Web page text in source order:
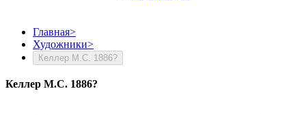
Главная>
Художники>
Келлер М.С. 1886?
Келлер М.С. 1886?